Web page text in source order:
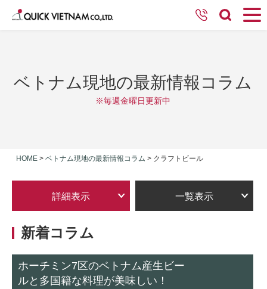
ベトナム現地の最新情報コラム
※毎週金曜日更新中
HOME > ベトナム現地の最新情報コラム > クラフトビール
詳細表示 一覧表示
新着コラム
ホーチミン7区のベトナム産生ビー
ルと多国籍な料理が美味しい！